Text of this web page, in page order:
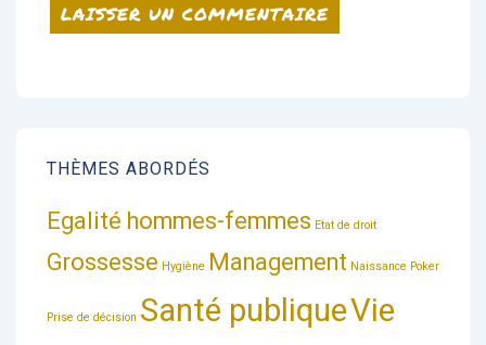
THÈMES ABORDÉS
Egalité hommes-femmes Etat de droit
Grossesse Hygiène Management Naissance Poker
Prise de décision Santé publiqueVie